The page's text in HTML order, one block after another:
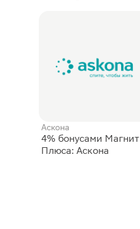
Аскона
4% бонусами Магнит
Плюса: Аскона